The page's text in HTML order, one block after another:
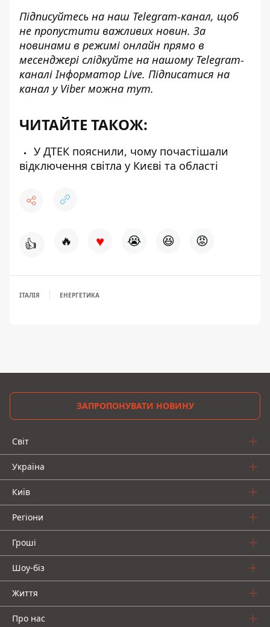
Підписуйтесь на наш Telegram-канал, щоб
не пропустити важливих новин. За
новинами в режимі онлайн прямо в
месенджері слідкуйте на нашому Telegram-
каналіІнформатор Live. Підписатися на
канал у Viber можна тут.
ЧИТАЙТЕ ТАКОЖ:
У ДТЕК пояснили, чому почастішали
відключення світла у Києві та області
👍 🔥 ♥ 😭 😆 😡
ІТАЛІЯ ЕНЕРГЕТИКА
ЗАПРОПОНУВАТИ НОВИНУ
Світ
Україна
Київ
Регіони
Гроші
Шоу-біз
Життя
Про нас